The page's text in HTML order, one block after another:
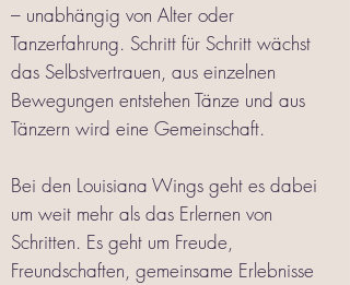
– unabhängig von Alter oder
Tanzerfahrung. Schritt für Schritt wächst
das Selbstvertrauen, aus einzelnen
Bewegungen entstehen Tänze und aus
Tänzern wird eine Gemeinschaft.
Bei den Louisiana Wings geht es dabei
um weit mehr als das Erlernen von
Schritten. Es geht um Freude,
Freundschaften, gemeinsame Erlebnisse